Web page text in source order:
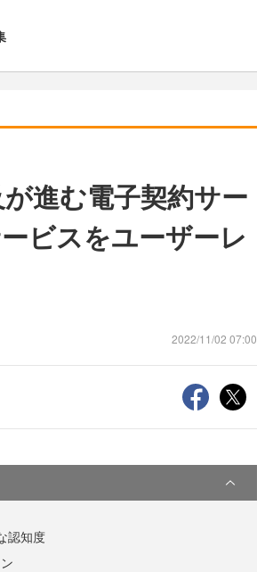
進む電子契約サー
ビスをユーザーレ
2022/11/02 07:00
認知度